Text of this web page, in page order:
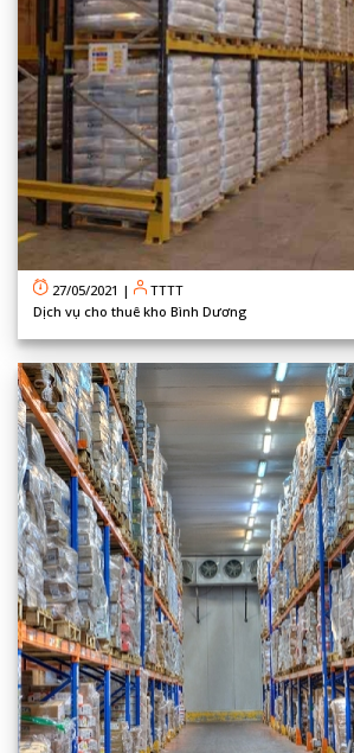
27/05/2021 |
TTTT
Dịch vụ cho thuê kho Bình Dương